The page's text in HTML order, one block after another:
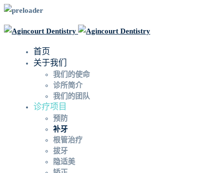
首页
关于我们
我们的使命
诊所简介
我们的团队
诊疗项目
预防
补牙
根管治疗
拔牙
隐适美